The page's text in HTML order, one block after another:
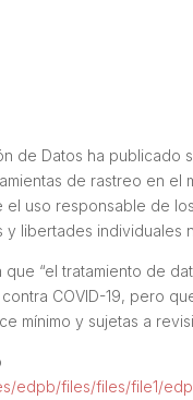
de Datos ha
de rastreo en el
uso responsable de
y libertades individuales
que “el tratamiento de
COVID-19, pero
mínimo y sujetas a
edpb/files/files/file1/